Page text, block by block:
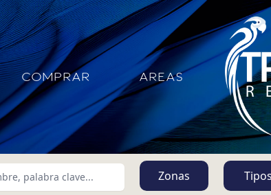
COMPRAR AREAS
Zonas Tipos